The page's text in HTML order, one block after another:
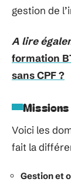
gestion de
A lire
formation
sans CPF ?
Voici les
fait la
Gestion et